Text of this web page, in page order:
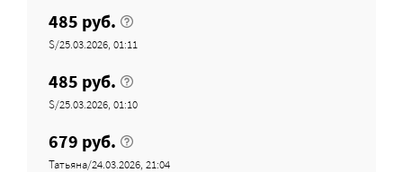
485 руб.
S/25.03.2026, 01:11
485 руб.
S/25.03.2026, 01:10
679 руб.
Татьяна/24.03.2026, 21:04